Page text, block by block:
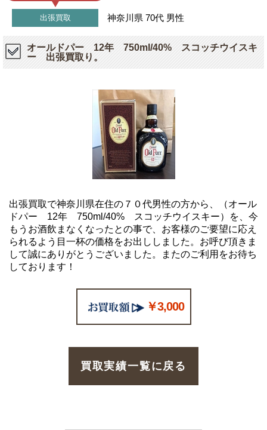
出張買取 神奈川県 70代 男性
オールドパー 12年 750ml/40% スコッチウイスキ
ー 出張買取り。
出張買取で神奈川県在住の７０代男性の方から、（オール
ドパー 12年 750ml/40% スコッチウイスキー）を、今
もうお酒飲まなくなったとの事で、お客様のご要望に応え
られるよう目一杯の価格をお出ししました。お呼び頂きま
して誠にありがとうございました。またのご利用をお待ち
しております！
￥3,000
買取実績一覧に戻る